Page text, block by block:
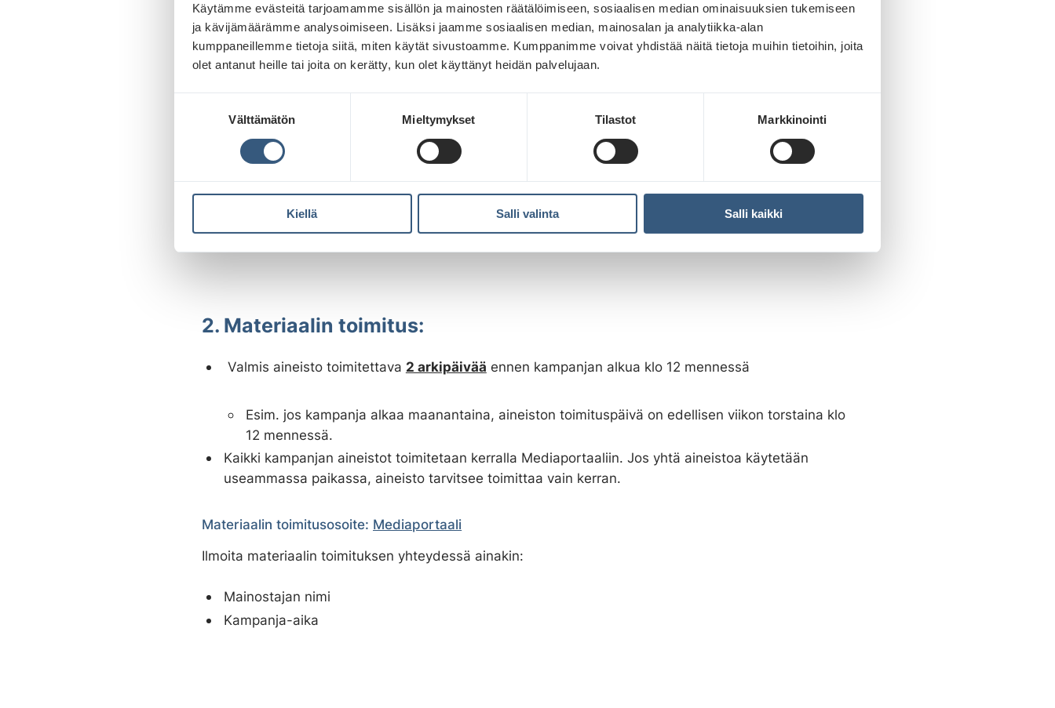
Käytämme evästeitä tarjoamamme sisällön ja mainosten räätälöimiseen, sosiaalisen median ominaisuuksien tukemiseen
ja kävijämäärämme analysoimiseen. Lisäksi jaamme sosiaalisen median, mainosalan ja analytiikka-alan
kumppaneillemme tietoja siitä, miten käytät sivustoamme. Kumppanimme voivat yhdistää näitä tietoja muihin tietoihin, joita
olet antanut heille tai joita on kerätty, kun olet käyttänyt heidän palvelujaan.
k
Välttämätön Mieltymykset Tilastot Markkinointi
Kiellä Salli valinta Salli kaikki
Nimeä tiedostot niin, että nimestä selviää seuraavat:
Mainostaja
Kohdennettujen aineistojen nimeämisohjeet löydät
2. Materiaalin toimitus:
Valmis aineisto toimitettava 2 arkipäivää ennen kampanjan alkua klo 12 mennessä
Esim. jos kampanja alkaa maanantaina, aineiston toimituspäivä on edellisen viikon torstaina klo
12 mennessä.
Kaikki kampanjan aineistot toimitetaan kerralla Mediaportaaliin. Jos yhtä aineistoa käytetään
useammassa paikassa, aineisto tarvitsee toimittaa vain kerran.
Materiaalin toimitusosoite: Mediaportaali
Ilmoita materiaalin toimituksen yhteydessä ainakin:
Mainostajan nimi
Kampanja-aika